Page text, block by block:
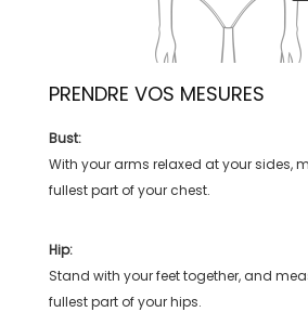
PRENDRE VOS MESURES
Bust:
With your arms relaxed at your sides,
fullest part of your chest.
Hip:
Stand with your feet together, and
fullest part of your hips.